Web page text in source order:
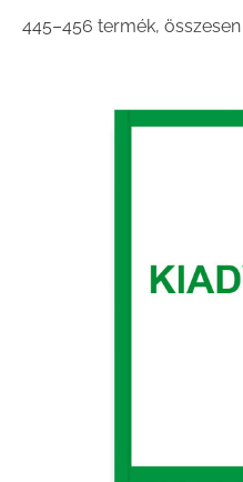
445–456 termék,